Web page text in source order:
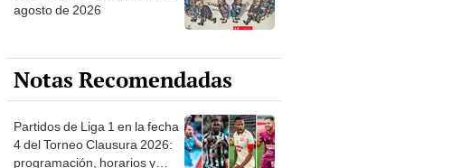
agosto de 2026
Notas Recomendadas
Partidos de Liga 1 en la fecha
4 del Torneo Clausura 2026:
programación, horarios y